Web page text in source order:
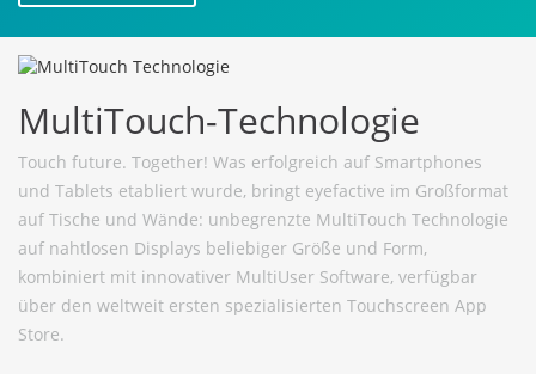
MultiTouch-Technologie
Touch future. Together! Was erfolgreich auf Smartphones
und Tablets etabliert wurde, bringt eyefactive im Großformat
auf Tische und Wände: unbegrenzte MultiTouch Technologie
auf nahtlosen Displays beliebiger Größe und Form,
kombiniert mit innovativer MultiUser Software, verfügbar
über den weltweit ersten spezialisierten Touchscreen App
Store.